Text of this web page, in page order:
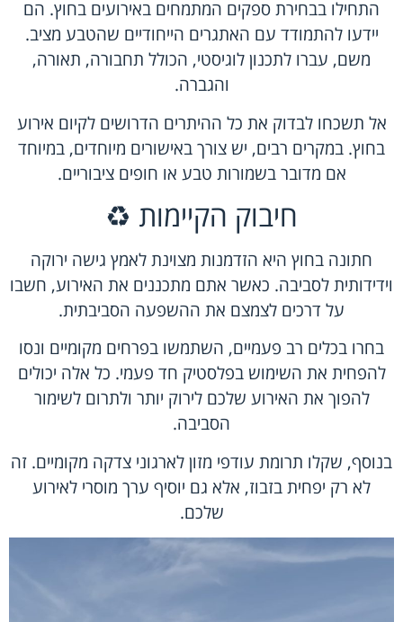
התחילו בבחירת ספקים המתמחים באירועים בחוץ. הם
יידעו להתמודד עם האתגרים הייחודיים שהטבע מציב.
משם, עברו לתכנון לוגיסטי, הכולל תחבורה, תאורה,
והגברה.
אל תשכחו לבדוק את כל ההיתרים הדרושים לקיום אירוע
בחוץ. במקרים רבים, יש צורך באישורים מיוחדים, במיוחד
אם מדובר בשמורות טבע או חופים ציבוריים.
חיבוק הקיימות ♻️
חתונה בחוץ היא הזדמנות מצוינת לאמץ גישה ירוקה
וידידותית לסביבה. כאשר אתם מתכננים את האירוע, חשבו
על דרכים לצמצם את ההשפעה הסביבתית.
בחרו בכלים רב פעמיים, השתמשו בפרחים מקומיים ונסו
להפחית את השימוש בפלסטיק חד פעמי. כל אלה יכולים
להפוך את האירוע שלכם לירוק יותר ולתרום לשימור
הסביבה.
בנוסף, שקלו תרומת עודפי מזון לארגוני צדקה מקומיים. זה
לא רק יפחית בזבוז, אלא גם יוסיף ערך מוסרי לאירוע
שלכם.